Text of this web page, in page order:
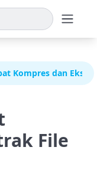
Kompres dan
File